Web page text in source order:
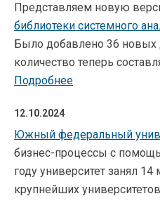
Представляем новую
библиотеки системного
Было добавлено 36 новых
количество теперь
Подробнее
12.10.2024
Южный федеральный
бизнес-процессы с
году университет занял 14
крупнейших